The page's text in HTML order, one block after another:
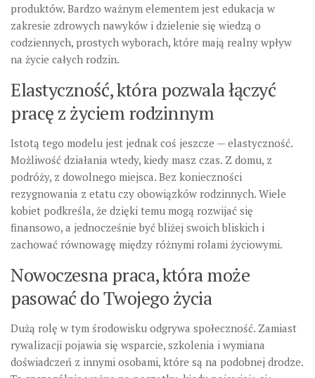
produktów. Bardzo ważnym elementem jest edukacja w
zakresie zdrowych nawyków i dzielenie się wiedzą o
codziennych, prostych wyborach, które mają realny wpływ
na życie całych rodzin.
Elastyczność, która pozwala łączyć
pracę z życiem rodzinnym
Istotą tego modelu jest jednak coś jeszcze — elastyczność.
Możliwość działania wtedy, kiedy masz czas. Z domu, z
podróży, z dowolnego miejsca. Bez konieczności
rezygnowania z etatu czy obowiązków rodzinnych. Wiele
kobiet podkreśla, że dzięki temu mogą rozwijać się
finansowo, a jednocześnie być bliżej swoich bliskich i
zachować równowagę między różnymi rolami życiowymi.
Nowoczesna praca, która może
pasować do Twojego życia
Dużą rolę w tym środowisku odgrywa społeczność. Zamiast
rywalizacji pojawia się wsparcie, szkolenia i wymiana
doświadczeń z innymi osobami, które są na podobnej drodze.